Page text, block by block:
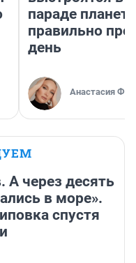
параде планет
правильно
день
Анастасия
А через десять
в море».
спустя